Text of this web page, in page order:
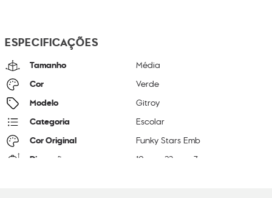
ESPECIFICAÇÕES
Tamanho Média
Cor Verde
Modelo Gitroy
Categoria Escolar
Cor Original Funky Stars Emb
Dimensões 10 23 7